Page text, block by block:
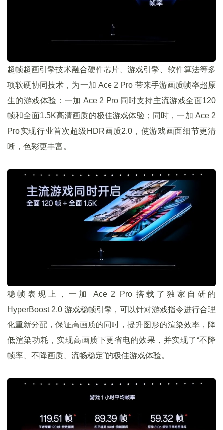
超帧超画引擎技术融合硬件芯片、游戏引擎、软件算法等多
项软硬协同技术，为一加 Ace 2 Pro 带来手游画质帧率超原
生的游戏体验：一加 Ace 2 Pro 同时支持主流游戏全面120
帧和全面1.5K高清画质的极佳游戏体验；同时，一加 Ace 2
Pro实现行业首次超级HDR画质2.0，使游戏画面细节更清
晰，色彩更丰富。
稳帧表现上，一加 Ace 2 Pro 搭载了独家自研的
HyperBoost 2.0 游戏稳帧引擎，可以针对游戏指令进行合理
化重新分配，保证高画质的同时，提升图形的渲染效率，降
低渲染功耗，实现高画质下更省电的效果，并实现了“不降
帧率、不降画质、流畅稳定”的极佳游戏体验。